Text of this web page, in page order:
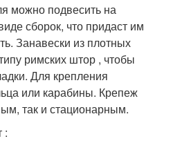
можно подвесить на
сборок, что придаст им
Занавески из плотных
римских штор , чтобы
Для крепления
или карабины. Крепеж
так и стационарным.
: